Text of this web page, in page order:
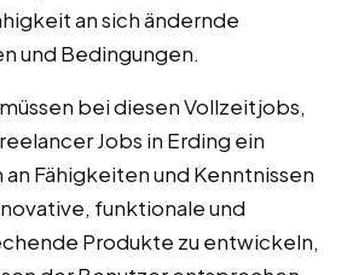
an sich ändernde
und Bedingungen.
bei diesen Vollzeitjobs,
Jobs in Erding ein
Fähigkeiten und Kenntnissen
funktionale und
Produkte zu entwickeln,